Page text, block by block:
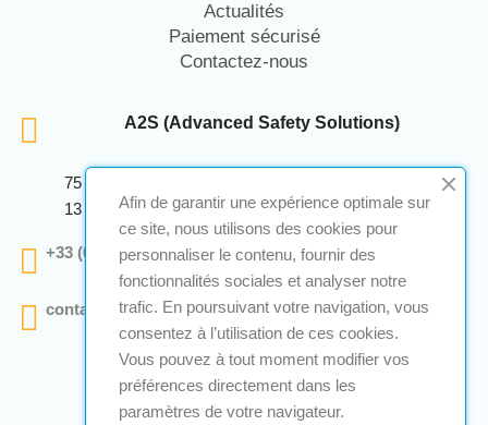
Actualités
Paiement sécurisé
Contactez-nous
A2S (Advanced Safety Solutions)
75 Avenue Marcellin Berthelot Anthelios Bâtiment E
13 290 Aix En Provence
+33 (0)4 12 28 00 69
contact@a2s-atex.com
Afin de garantir une expérience optimale sur
ce site, nous utilisons des cookies pour
personnaliser le contenu, fournir des
fonctionnalités sociales et analyser notre
trafic. En poursuivant votre navigation, vous
consentez à l’utilisation de ces cookies.
Vous pouvez à tout moment modifier vos
préférences directement dans les
paramètres de votre navigateur.